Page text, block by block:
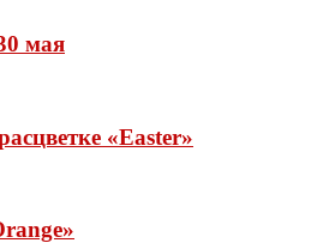
мая
«Easter»